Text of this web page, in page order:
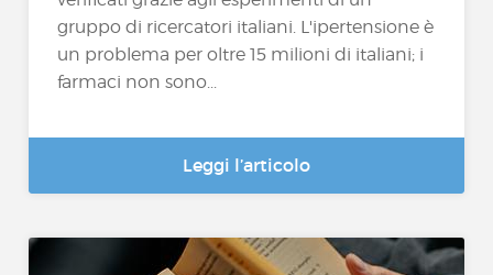
gruppo di ricercatori italiani. L'ipertensione è
un problema per oltre 15 milioni di italiani; i
farmaci non sono...
Leggi l’articolo